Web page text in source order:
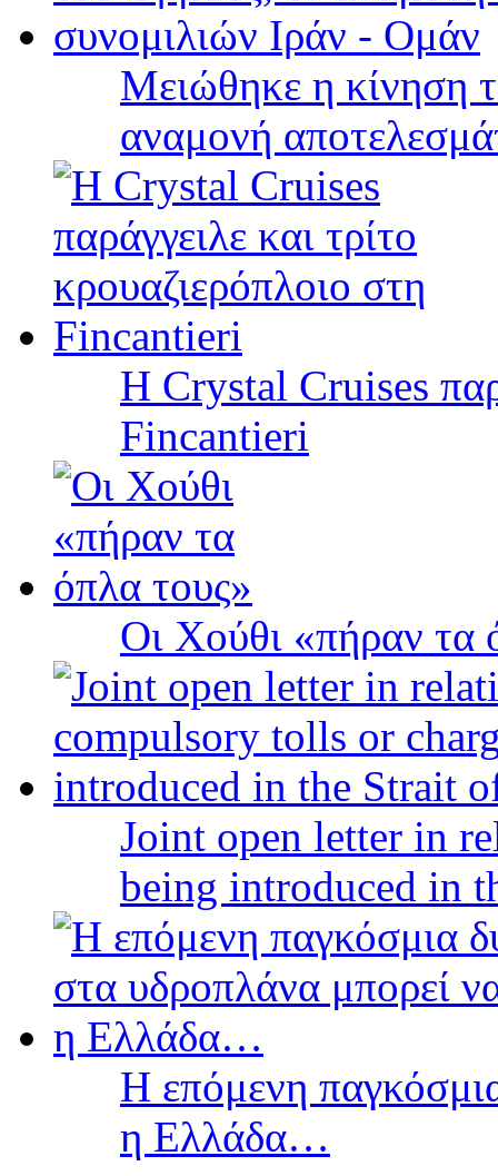
Μειώθηκε η κίνηση
αναμονή
Η Crystal Cruises
Fincantieri
Οι Χούθι «πήραν τα
Joint open letter in
being introduced in
Η επόμενη
η Ελλάδα…